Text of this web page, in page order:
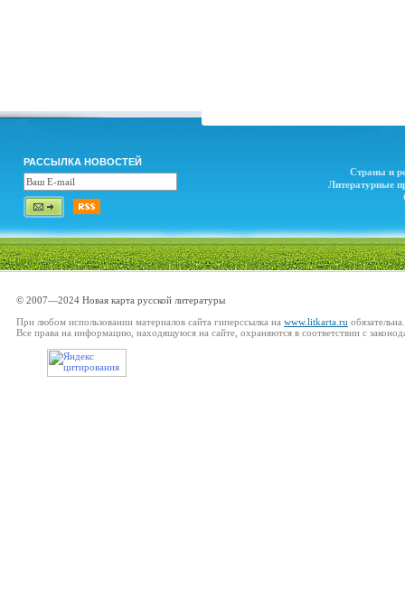
РАССЫЛКА НОВОСТЕЙ
Страны и
Литературные
© 2007—2024 Новая карта русской литературы
При любом использовании материалов сайта гиперссылка на www.litkarta.ru обязательна.
Все права на информацию, находящуюся на сайте, охраняются в соответствии с